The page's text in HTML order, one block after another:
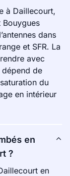
à Daillecourt,
dans
et SFR. La
avec
de
du
en intérieur
en
?
en